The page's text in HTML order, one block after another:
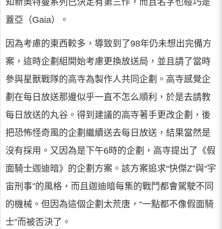
知新奧特曼系列已決定有第三作，而且名字也碰巧是
蓋亞（Gaia）。
因為考慮的東西較多，導致到了98年仍未想出完備方
案，這時企劃組開始考慮更換放送局，並且請了當時
參與星獸戰隊的高寺為製作人共同企劃。高寺感覺企
劃在每日放送那邊似乎一直不怎么順利，於是去請教
每日放送的丸谷。得到建議的高寺著手更改企劃，後
把恐怖怪奇風的企劃繼續送去每日放送，結果當然是
沒有採用。又因為是下午6時的企劃，高寺提出了《假
面騎士迦迪暗》的企劃方案。該方案追求“快傑Z”與“宇
宙刑事”的風格，而且迦迪暗每集的戰鬥都會駕駛不同
的機械。但因為這個企劃太荒唐，“一點都不像假面騎
士”而被否決了。